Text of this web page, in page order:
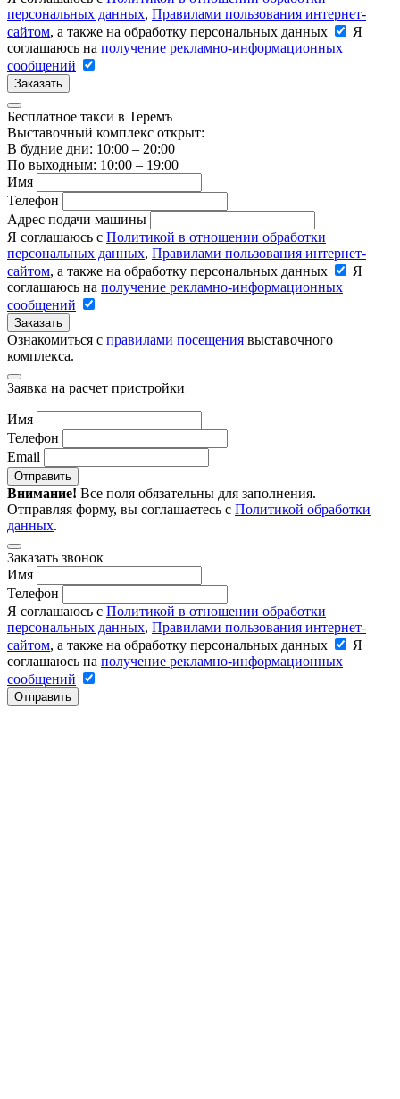
персональных данных, Правилами пользования интернет-
сайтом, а также на обработку персональных данных
Я
соглашаюсь на получение рекламно-информационных
сообщений
Заказать
Бесплатное такси в Теремъ
Выставочный комплекс открыт:
В будние дни: 10:00 – 20:00
По выходным: 10:00 – 19:00
Имя
Телефон
Адрес подачи машины
Я соглашаюсь с Политикой в отношении обработки
персональных данных, Правилами пользования интернет-
сайтом, а также на обработку персональных данных
Я
соглашаюсь на получение рекламно-информационных
сообщений
Заказать
Ознакомиться с правилами посещения выставочного
комплекса.
Заявка на расчет пристройки
Имя
Телефон
Email
Отправить
Внимание! Все поля обязательны для заполнения.
Отправляя форму, вы соглашаетесь с Политикой обработки
данных.
Заказать звонок
Имя
Телефон
Я соглашаюсь с Политикой в отношении обработки
персональных данных, Правилами пользования интернет-
сайтом, а также на обработку персональных данных
Я
соглашаюсь на получение рекламно-информационных
сообщений
Отправить